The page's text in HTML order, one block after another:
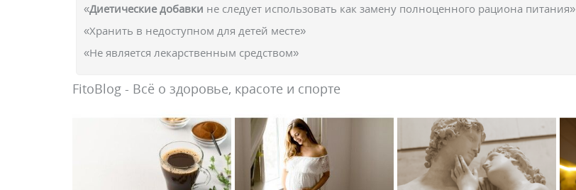
«Диетические добавки не следует использовать как замену полноценного рациона питания»
«Хранить в недоступном для детей месте»
«Не является лекарственным средством»
FitoBlog - Всё о здоровье, красоте и спорте